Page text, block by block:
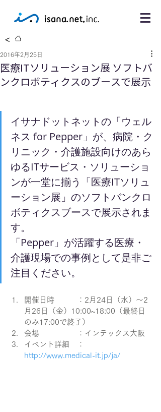
<
医療ITソリューション展 ソフトバ
ンクロボティクスのブースで展示
2016年2月25日
イサナドットネットの「ウェル
ネス for Pepper」が、病院・ク
リニック・介護施設向けのあら
ゆるITサービス・ソリューショ
ンが一堂に揃う「医療ITソリュ
ーション展」のソフトバンクロ
ボティクスブースで展示されま
す。
「Pepper」が活躍する医療・
介護現場での事例として是非ご
注目ください。
開催日時　　　：2月24日（水）〜2
月26日（金）10:00~18:00（最終日
のみ17:00で終了）
会場　　　　　：インテックス大阪
イベント詳細　：
http://www.medical-it.jp/ja/